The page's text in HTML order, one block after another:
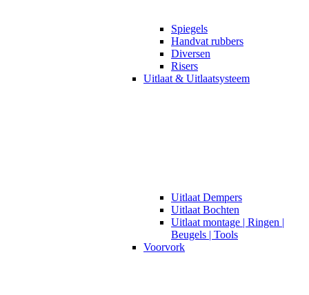
Spiegels
Handvat rubbers
Diversen
Risers
Uitlaat & Uitlaatsysteem
Uitlaat Dempers
Uitlaat Bochten
Uitlaat montage | Ringen |
Beugels | Tools
Voorvork